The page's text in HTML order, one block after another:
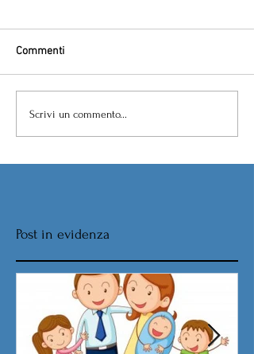
Commenti
Scrivi un commento...
Post in evidenza